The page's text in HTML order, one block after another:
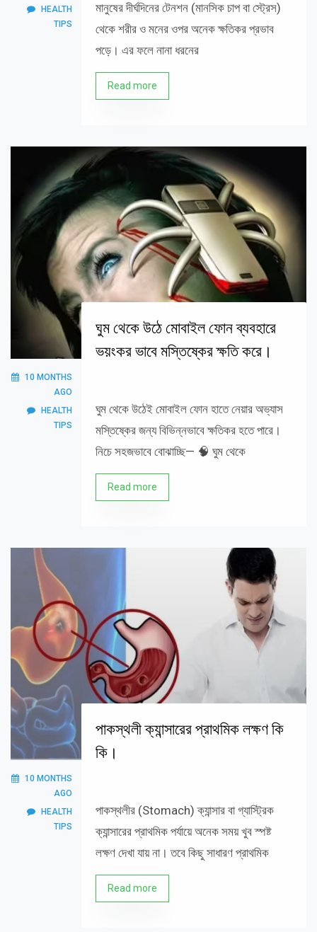
HEALTH
TIPS
মানুষের দীর্ঘদিনের টেনশন (মানসিক চাপ বা স্ট্রেস)
থেকে শরীর ও মনের ওপর অনেক ক্ষতিকর প্রভাব
পড়ে। এর ফলে নানা ধরনের
Read more
10 MONTHS
AGO
HEALTH
TIPS
ঘুম থেকে উঠে মোবাইল ফোন ব্যবহারে
ভয়ংকর ভাবে মস্তিষ্কের ক্ষতি করে।
ঘুম থেকে উঠেই মোবাইল ফোন হাতে নেয়ার অভ্যাস
মস্তিষ্কের জন্য বিভিন্নভাবে ক্ষতিকর হতে পারে।
নিচে সহজভাবে বোঝাচ্ছি— 🧠 ঘুম থেকে
Read more
10 MONTHS
AGO
HEALTH
TIPS
পাকস্থলী ক্যান্সারের প্রাথমিক লক্ষণ কি
কি।
পাকস্থলীর (Stomach) ক্যান্সার বা গ্যাস্ট্রিক
ক্যান্সারের প্রাথমিক পর্যায়ে অনেক সময় খুব স্পষ্ট
লক্ষণ দেখা যায় না। তবে কিছু সাধারণ প্রাথমিক
Read more